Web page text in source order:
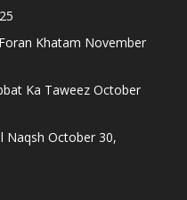
Khatam November
Ka Taweez October
Naqsh October 30,